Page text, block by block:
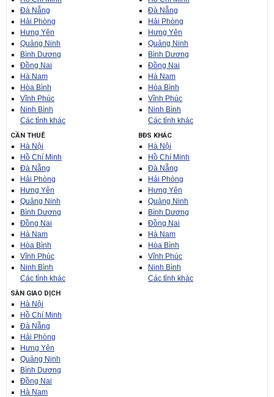
Đà Nẵng
Hải Phòng
Hưng Yên
Quảng Ninh
Bình Dương
Đồng Nai
Hà Nam
Hòa Bình
Vĩnh Phúc
Ninh Bình
Các tỉnh khác
Đà Nẵng
Hải Phòng
Hưng Yên
Quảng Ninh
Bình Dương
Đồng Nai
Hà Nam
Hòa Bình
Vĩnh Phúc
Ninh Bình
Các tỉnh khác
CẦN THUÊ
Hà Nội
Hồ Chí Minh
Đà Nẵng
Hải Phòng
Hưng Yên
Quảng Ninh
Bình Dương
Đồng Nai
Hà Nam
Hòa Bình
Vĩnh Phúc
Ninh Bình
Các tỉnh khác
BĐS KHÁC
Hà Nội
Hồ Chí Minh
Đà Nẵng
Hải Phòng
Hưng Yên
Quảng Ninh
Bình Dương
Đồng Nai
Hà Nam
Hòa Bình
Vĩnh Phúc
Ninh Bình
Các tỉnh khác
SÀN GIAO DỊCH
Hà Nội
Hồ Chí Minh
Đà Nẵng
Hải Phòng
Hưng Yên
Quảng Ninh
Bình Dương
Đồng Nai
Hà Nam